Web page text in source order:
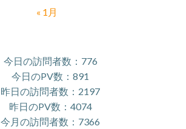
« 1月
今日の訪問者数：776
今日のPV数：891
昨日の訪問者数：2197
昨日のPV数：4074
今月の訪問者数：7366